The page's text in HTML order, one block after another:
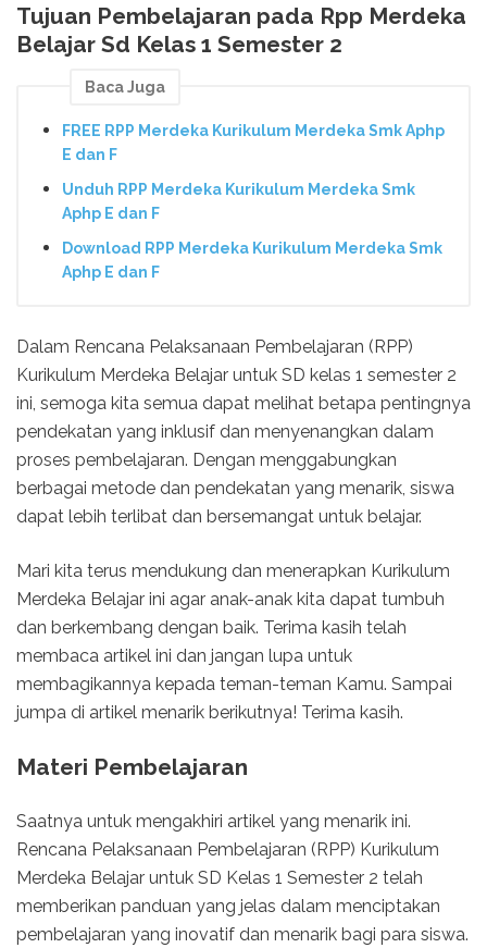
Tujuan Pembelajaran pada Rpp Merdeka
Belajar Sd Kelas 1 Semester 2
Baca Juga
FREE RPP Merdeka Kurikulum Merdeka Smk Aphp
E dan F
Unduh RPP Merdeka Kurikulum Merdeka Smk
Aphp E dan F
Download RPP Merdeka Kurikulum Merdeka Smk
Aphp E dan F
Dalam Rencana Pelaksanaan Pembelajaran (RPP)
Kurikulum Merdeka Belajar untuk SD kelas 1 semester 2
ini, semoga kita semua dapat melihat betapa pentingnya
pendekatan yang inklusif dan menyenangkan dalam
proses pembelajaran. Dengan menggabungkan
berbagai metode dan pendekatan yang menarik, siswa
dapat lebih terlibat dan bersemangat untuk belajar.
Mari kita terus mendukung dan menerapkan Kurikulum
Merdeka Belajar ini agar anak-anak kita dapat tumbuh
dan berkembang dengan baik. Terima kasih telah
membaca artikel ini dan jangan lupa untuk
membagikannya kepada teman-teman Kamu. Sampai
jumpa di artikel menarik berikutnya! Terima kasih.
Materi Pembelajaran
Saatnya untuk mengakhiri artikel yang menarik ini.
Rencana Pelaksanaan Pembelajaran (RPP) Kurikulum
Merdeka Belajar untuk SD Kelas 1 Semester 2 telah
memberikan panduan yang jelas dalam menciptakan
pembelajaran yang inovatif dan menarik bagi para siswa.